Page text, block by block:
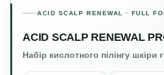
ACID SCALP RENEWAL · FULL
ACID SCALP RENEWAL
Набір кислотного пілінгу шкіри